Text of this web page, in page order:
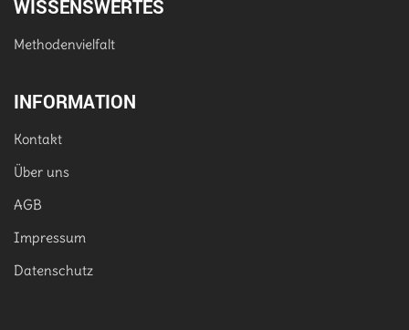
WISSENSWERTES
Methodenvielfalt
INFORMATION
Kontakt
Über uns
AGB
Impressum
Datenschutz